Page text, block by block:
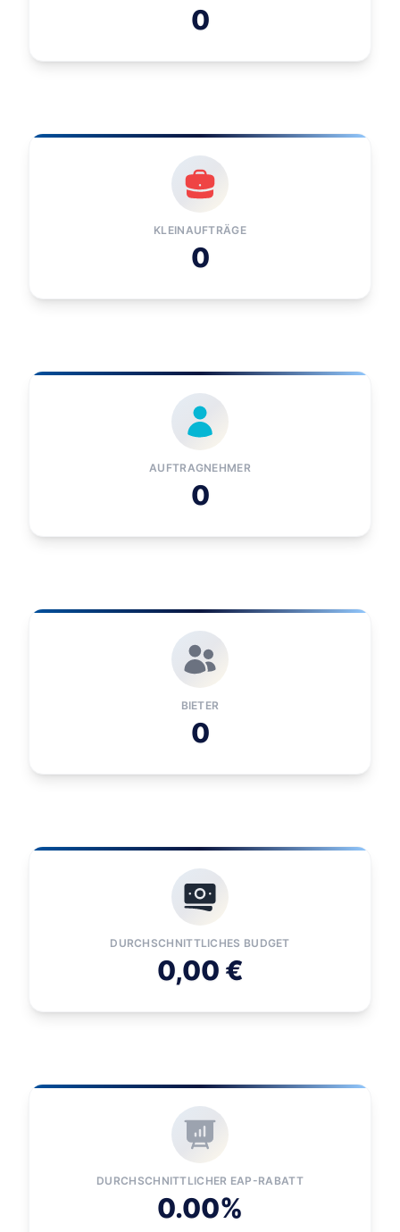
0
KLEINAUFTRÄGE
0
AUFTRAGNEHMER
0
BIETER
0
DURCHSCHNITTLICHES BUDGET
0,00 €
DURCHSCHNITTLICHER EAP-RABATT
0.00%